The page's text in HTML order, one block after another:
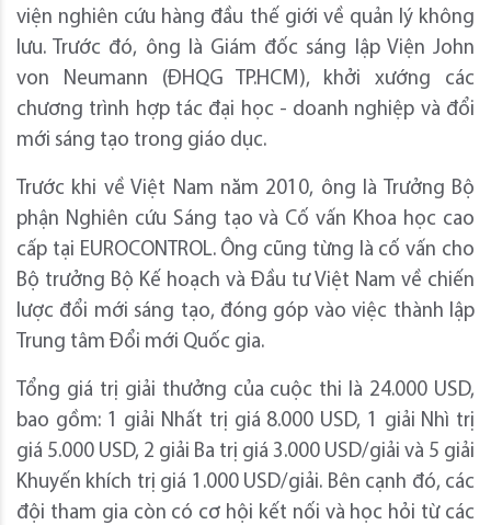
viện nghiên cứu hàng đầu thế giới về quản lý không
lưu. Trước đó, ông là Giám đốc sáng lập Viện John
von Neumann (ĐHQG TP.HCM), khởi xướng các
chương trình hợp tác đại học - doanh nghiệp và đổi
mới sáng tạo trong giáo dục.
Trước khi về Việt Nam năm 2010, ông là Trưởng Bộ
phận Nghiên cứu Sáng tạo và Cố vấn Khoa học cao
cấp tại EUROCONTROL. Ông cũng từng là cố vấn cho
Bộ trưởng Bộ Kế hoạch và Đầu tư Việt Nam về chiến
lược đổi mới sáng tạo, đóng góp vào việc thành lập
Trung tâm Đổi mới Quốc gia.
Tổng giá trị giải thưởng của cuộc thi là 24.000 USD,
bao gồm: 1 giải Nhất trị giá 8.000 USD, 1 giải Nhì trị
giá 5.000 USD, 2 giải Ba trị giá 3.000 USD/giải và 5 giải
Khuyến khích trị giá 1.000 USD/giải. Bên cạnh đó, các
đội tham gia còn có cơ hội kết nối và học hỏi từ các